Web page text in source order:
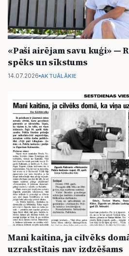
«Paši airējam savu kuģi» —
spēks un sīkstums
14.07.2026 AKTUĀLĀKIE
Mani kaitina, ja cilvēks
uzrakstītais nav izdzēšams